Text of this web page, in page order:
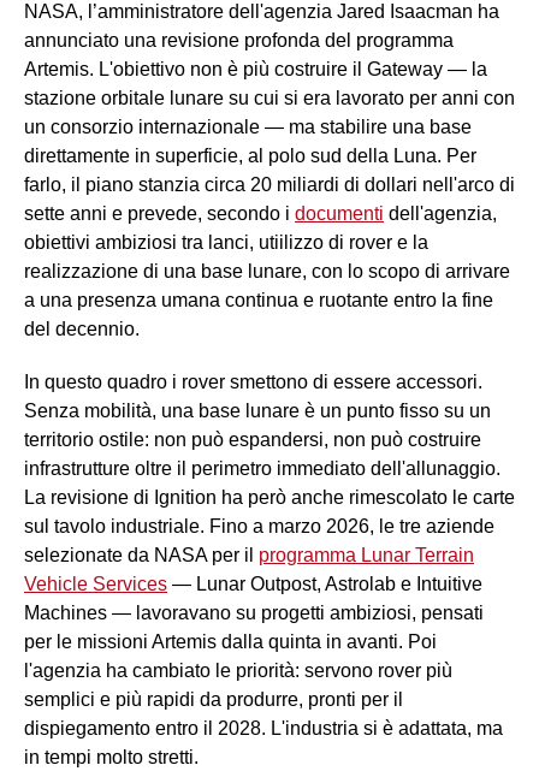
NASA, l’amministratore dell'agenzia Jared Isaacman ha
annunciato una revisione profonda del programma
Artemis. L'obiettivo non è più costruire il Gateway — la
stazione orbitale lunare su cui si era lavorato per anni con
un consorzio internazionale — ma stabilire una base
direttamente in superficie, al polo sud della Luna. Per
farlo, il piano stanzia circa 20 miliardi di dollari nell'arco di
sette anni e prevede, secondo i documenti dell'agenzia,
obiettivi ambiziosi tra lanci, utiilizzo di rover e la
realizzazione di una base lunare, con lo scopo di arrivare
a una presenza umana continua e ruotante entro la fine
del decennio.
In questo quadro i rover smettono di essere accessori.
Senza mobilità, una base lunare è un punto fisso su un
territorio ostile: non può espandersi, non può costruire
infrastrutture oltre il perimetro immediato dell'allunaggio.
La revisione di Ignition ha però anche rimescolato le carte
sul tavolo industriale. Fino a marzo 2026, le tre aziende
selezionate da NASA per il programma Lunar Terrain
Vehicle Services — Lunar Outpost, Astrolab e Intuitive
Machines — lavoravano su progetti ambiziosi, pensati
per le missioni Artemis dalla quinta in avanti. Poi
l'agenzia ha cambiato le priorità: servono rover più
semplici e più rapidi da produrre, pronti per il
dispiegamento entro il 2028. L'industria si è adattata, ma
in tempi molto stretti.